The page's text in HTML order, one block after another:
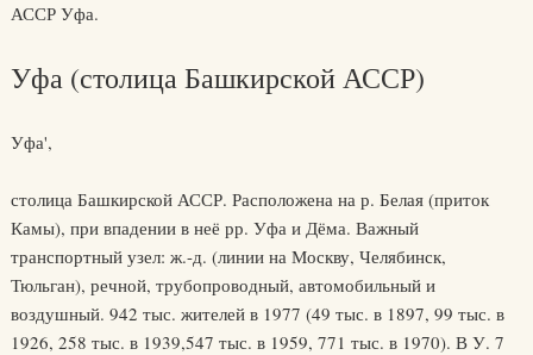
АССР Уфа.
Уфа (столица Башкирской АССР)
Уфа',
столица Башкирской АССР. Расположена на р. Белая (приток
Камы), при впадении в неё рр. Уфа и Дёма. Важный
транспортный узел: ж.-д. (линии на Москву, Челябинск,
Тюльган), речной, трубопроводный, автомобильный и
воздушный. 942 тыс. жителей в 1977 (49 тыс. в 1897, 99 тыс. в
1926, 258 тыс. в 1939,547 тыс. в 1959, 771 тыс. в 1970). В У. 7